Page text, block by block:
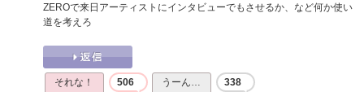
ZEROで来日アーティストにインタビューでもさせるか、など何か使い
道を考えろ
それな！ 506 うーん… 338